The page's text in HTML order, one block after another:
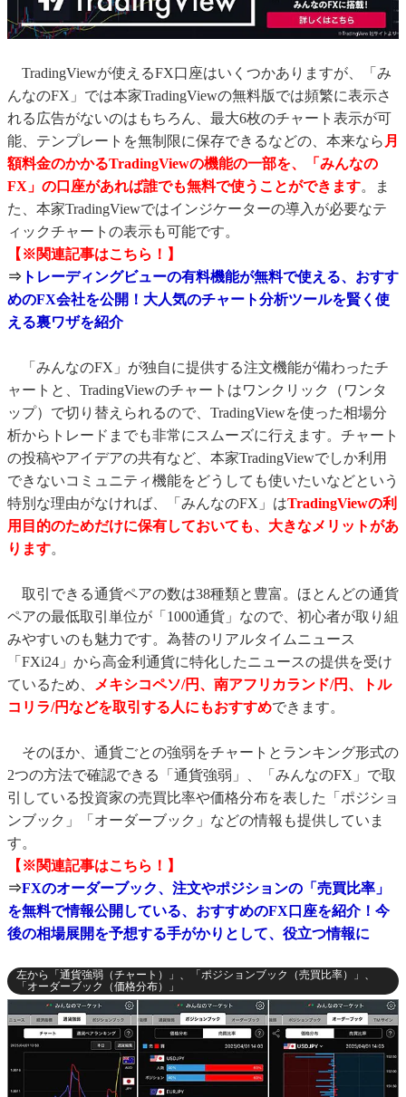
TradingViewが使えるFX口座はいくつかありますが、「み
んなのFX」では本家TradingViewの無料版では頻繁に表示さ
れる広告がないのはもちろん、最大6枚のチャート表示が可
能、テンプレートを無制限に保存できるなどの、本来なら 月
額料金のかかるTradingViewの機能の一部を、「みんなの
FX」の口座があれば誰でも無料で使うことができます。ま
た、本家TradingViewではインジケーターの導入が必要なテ
ィックチャートの表示も可能です。
【※関連記事はこちら！】
⇒ トレーディングビューの有料機能が無料で使える、おすす
めのFX会社を公開！大人気のチャート分析ツールを賢く使
える裏ワザを紹介
「みんなのFX」が独自に提供する注文機能が備わったチ
ャートと、TradingViewのチャートはワンクリック（ワンタ
ップ）で切り替えられるので、TradingViewを使った相場分
析からトレードまでも非常にスムーズに行えます。チャート
の投稿やアイデアの共有など、本家TradingViewでしか利用
できないコミュニティ機能をどうしても使いたいなどという
特別な理由がなければ、「みんなのFX」はTradingViewの利
用目的のためだけに保有しておいても、大きなメリットがあ
ります。
取引できる通貨ペアの数は38種類と豊富。ほとんどの通貨
ペアの最低取引単位が「1000通貨」なので、初心者が取り組
みやすいのも魅力です。為替のリアルタイムニュース
「FXi24」から高金利通貨に特化したニュースの提供を受け
ているため、
メキシコペソ/円、南アフリカランド/円、トル
コリラ/円などを取引する人にもおすすめできます。
そのほか、通貨ごとの強弱をチャートとランキング形式の
2つの方法で確認できる「通貨強弱」、「みんなのFX」で取
引している投資家の売買比率や価格分布を表した「ポジショ
ンブック」「オーダーブック」などの情報も提供していま
す。
【※関連記事はこちら！】
⇒FXのオーダーブック、注文やポジションの「売買比率」
を無料で情報公開している、おすすめのFX口座を紹介！今
後の相場展開を予想する手がかりとして、役立つ情報に
左から「通貨強弱（チャート）」、「ポジションブック（売買比率）」、
「オーダーブック（価格分布）」